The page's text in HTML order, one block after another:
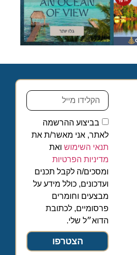
בביצוע ההרשמה
לאתר, אני מאשר/ת את
תנאי השימוש ואת
מדיניות הפרטיות
ומסכים/ה לקבל תכנים
ועדכונים, כולל מידע על
מבצעים וחומרים
פרסומיים, לכתובת
הדוא״ל שלי.
הצטרפו